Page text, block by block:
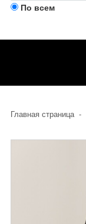
По всем
Главная страница -